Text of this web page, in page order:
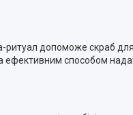
допоможе скраб для
способом